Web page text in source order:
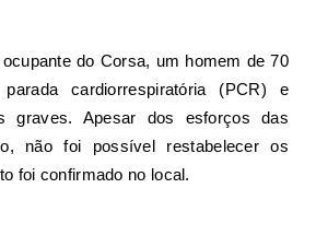
do Corsa, um homem de 70
cardiorrespiratória (PCR) e
graves. Apesar dos esforços das
não foi possível restabelecer os
foi confirmado no local.